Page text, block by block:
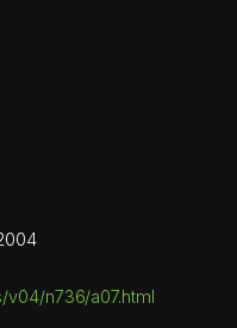
n736/a07.html